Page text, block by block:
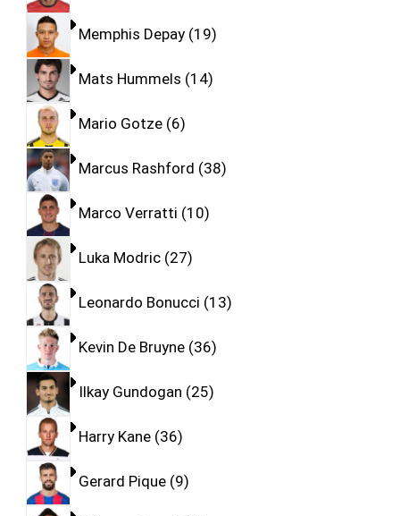
Memphis Depay 19
Mats Hummels 14
Mario Gotze 6
Marcus Rashford 38
Marco Verratti 10
Luka Modric 27
Leonardo Bonucci 13
Kevin De Bruyne 36
Ilkay Gundogan 25
Harry Kane 36
Gerard Pique 9